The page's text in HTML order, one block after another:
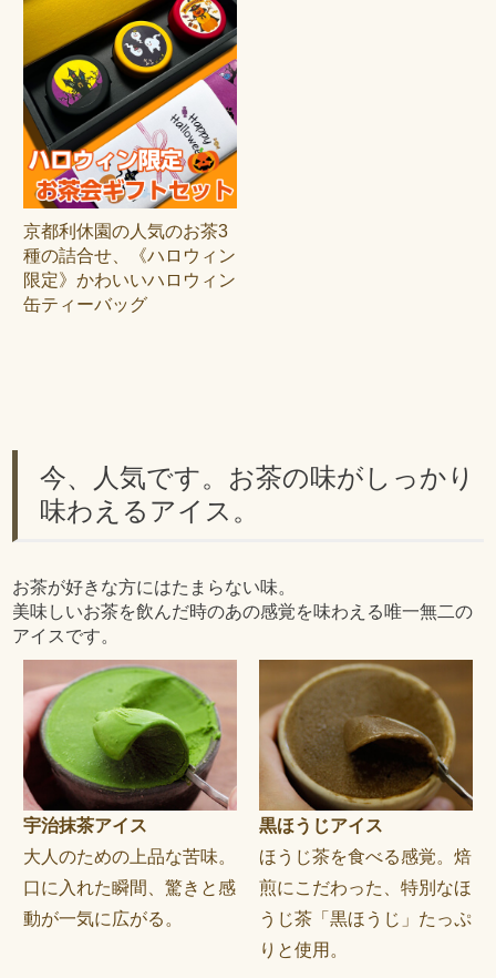
京都利休園の人気のお茶3
種の詰合せ、《ハロウィン
限定》かわいいハロウィン
缶ティーバッグ
今、人気です。お茶の味がしっかり
味わえるアイス。
お茶が好きな方にはたまらない味。
美味しいお茶を飲んだ時のあの感覚を味わえる唯一無二の
アイスです。
宇治抹茶アイス
大人のための上品な苦味。
口に入れた瞬間、驚きと感
動が一気に広がる。
黒ほうじアイス
ほうじ茶を食べる感覚。焙
煎にこだわった、特別なほ
うじ茶「黒ほうじ」たっぷ
りと使用。